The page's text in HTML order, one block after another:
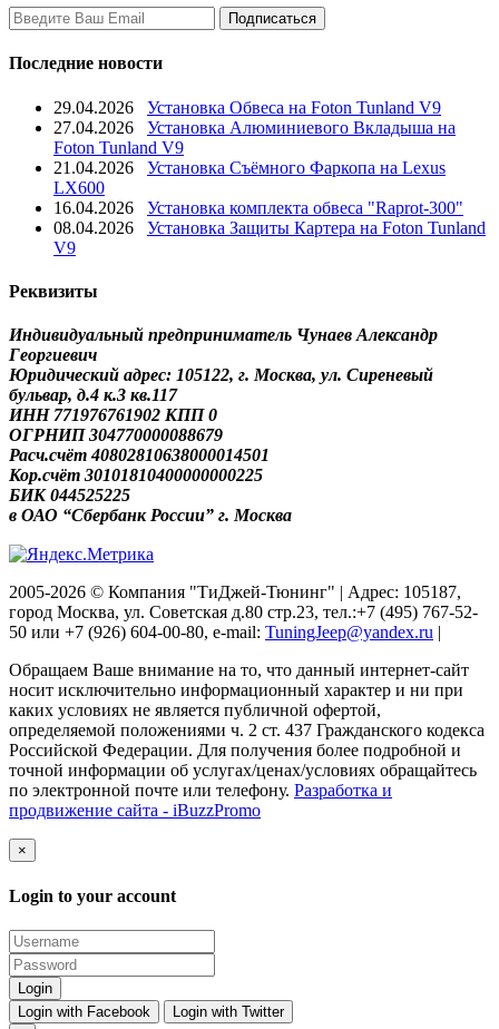
Последние новости
29.04.2026
Установка Обвеса на Foton Tunland V9
27.04.2026
Установка Алюминиевого Вкладыша на
Foton Tunland V9
21.04.2026
Установка Съёмного Фаркопа на Lexus
LX600
16.04.2026
Установка комплекта обвеса "Raprot-300"
08.04.2026
Установка Защиты Картера на Foton Tunland
V9
Реквизиты
Индивидуальный предприниматель Чунаев Александр
Георгиевич
Юридический адрес: 105122, г. Москва, ул. Сиреневый
бульвар, д.4 к.3 кв.117
ИНН 771976761902 КПП 0
ОГРНИП 304770000088679
Расч.счёт 40802810638000014501
Кор.счёт 30101810400000000225
БИК 044525225
в ОАО “Сбербанк России” г. Москва
2005-2026 © Компания "ТиДжей-Тюнинг" | Адрес: 105187,
город Москва, ул. Советская д.80 стр.23, тел.:+7 (495) 767-52-
50 или +7 (926) 604-00-80, e-mail: TuningJeep@yandex.ru |
Обращаем Ваше внимание на то, что данный интернет-сайт
носит исключительно информационный характер и ни при
каких условиях не является публичной офертой,
определяемой положениями ч. 2 ст. 437 Гражданского кодекса
Российской Федерации. Для получения более подробной и
точной информации об услугах/ценах/условиях обращайтесь
по электронной почте или телефону. Разработка и
продвижение сайта - iBuzzPromo
×
Login to your account
Login with Facebook
Login with Twitter